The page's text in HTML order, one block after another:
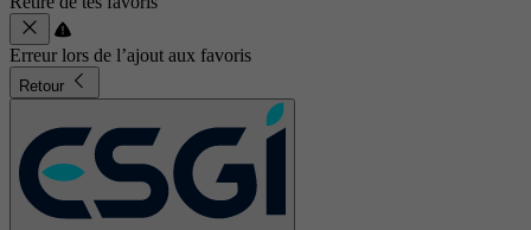
Erreur lors de l’ajout aux favoris
Retour